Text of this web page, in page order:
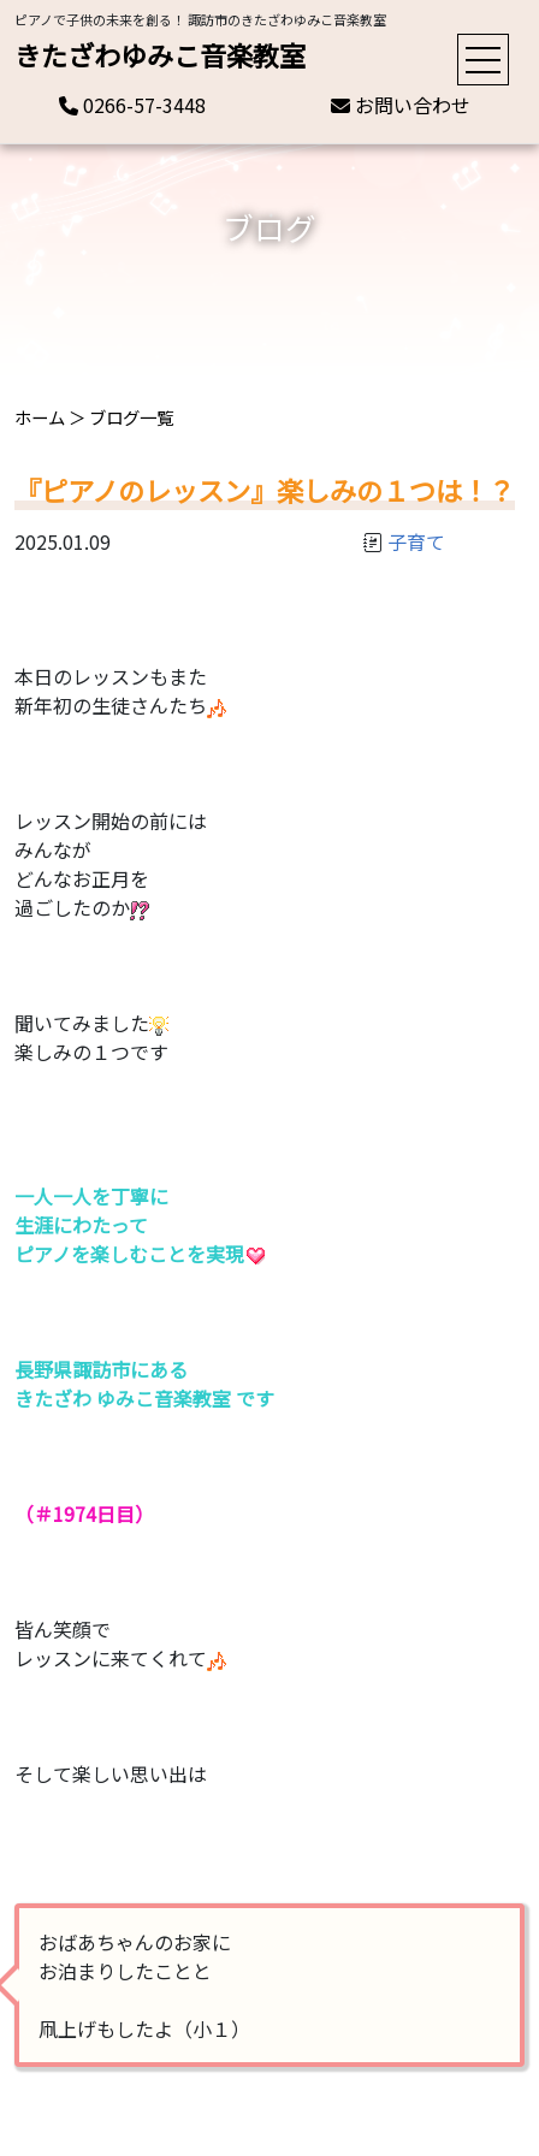
ピアノで子供の未来を創る！ 諏訪市のきたざわゆみこ音楽教室
きたざわゆみこ音楽教室
0266-57-3448 お問い合わせ
ブログ
ホーム ＞ ブログ一覧
『ピアノのレッスン』楽しみの１つは！？
2025.01.09 子育て
本日のレッスンもまた
新年初の生徒さんたち
レッスン開始の前には
みんなが
どんなお正月を
過ごしたのか
聞いてみました
楽しみの１つです
一人一人を丁寧に
生涯にわたって
ピアノを楽しむことを実現
長野県諏訪市にある
きたざわ ゆみこ音楽教室 です
（＃1974日目）
皆ん笑顔で
レッスンに来てくれて
そして楽しい思い出は
おばあちゃんのお家に
お泊まりしたことと
凧上げもしたよ（小１）